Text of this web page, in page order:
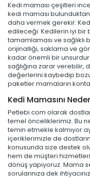
Kedi maması çeşitleri
kedi maması
daha vermek gerekir:
edileceği. Kedilerin iyi bir
tamamlaması ve sağlıklı
orijinalliği, saklama ve
kadar önemli bir
sağlığına zarar
değerlerini kaybedip
paketler mamaların
Kedi Mamasını
Petlebi.com olarak
temel önceliklerimiz. Bu
temin etmekle kalmıyor
içeriklerimizle de
konusunda size destek
hem de müşteri
dönüş yapıyoruz. Mama
sorularınıza dek